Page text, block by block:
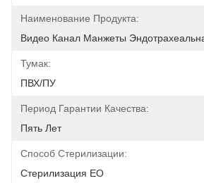
Наименование Продукта:
Видео Канал Манжеты
Тумак:
ПВХ/ПУ
Период Гарантии Качества:
Пять Лет
Способ Стерилизации:
Стерилизация EO